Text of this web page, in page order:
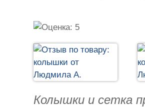
Колышки и сетка